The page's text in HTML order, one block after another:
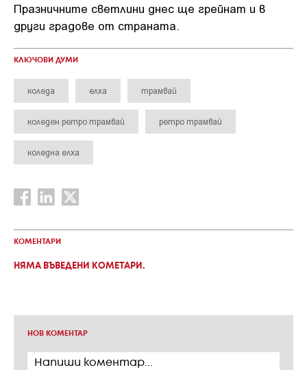
Празничните светлини днес ще грейнат и в
други градове от страната.
КЛЮЧОВИ ДУМИ
коледа елха трамвай
коледен ретро трамвай ретро трамвай
коледна елха
КОМЕНТАРИ
НЯМА ВЪВЕДЕНИ КОМЕТАРИ.
НОВ КОМЕНТАР